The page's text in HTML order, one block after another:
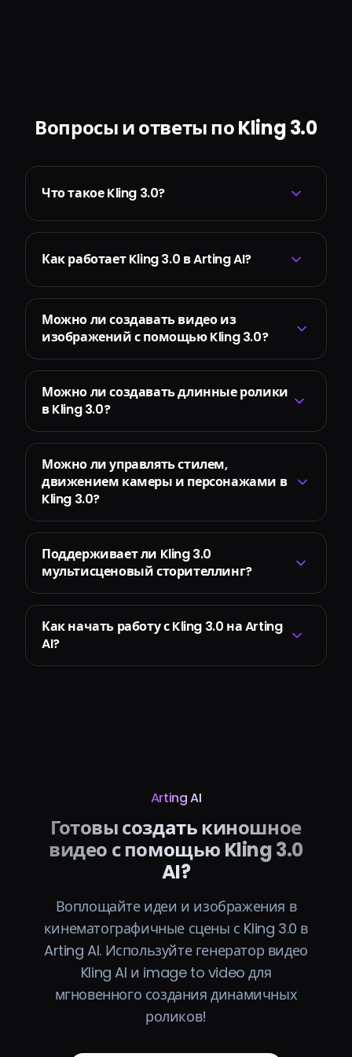
Вопросы и ответы по Kling 3.0
Что такое Kling 3.0?
Как работает Kling 3.0 в Arting AI?
Можно ли создавать видео из
изображений с помощью Kling 3.0?
Можно ли создавать длинные ролики
в Kling 3.0?
Можно ли управлять стилем,
движением камеры и персонажами в
Kling 3.0?
Поддерживает ли Kling 3.0
мультисценовый сторителлинг?
Как начать работу с Kling 3.0 на Arting
AI?
Arting AI
Готовы создать киношное
видео с помощью Kling 3.0
AI?
Воплощайте идеи и изображения в
кинематографичные сцены с Kling 3.0 в
Arting AI. Используйте генератор видео
Kling AI и image to video для
мгновенного создания динамичных
роликов!